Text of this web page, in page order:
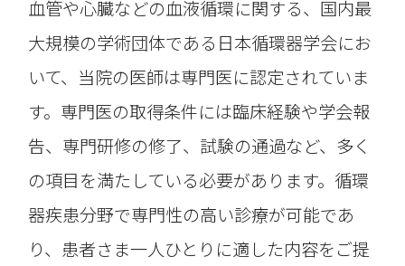
血管や心臓などの血液循環に関する、国内最
大規模の学術団体である日本循環器学会にお
いて、当院の医師は専門医に認定されていま
す。専門医の取得条件には臨床経験や学会報
告、専門研修の修了、試験の通過など、多く
の項目を満たしている必要があります。循環
器疾患分野で専門性の高い診療が可能であ
り、患者さま一人ひとりに適した内容をご提